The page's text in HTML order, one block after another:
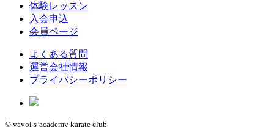
体験レッスン
入会申込
会員ページ
よくある質問
運営会社情報
プライバシーポリシー
© yayoi s-academy karate club